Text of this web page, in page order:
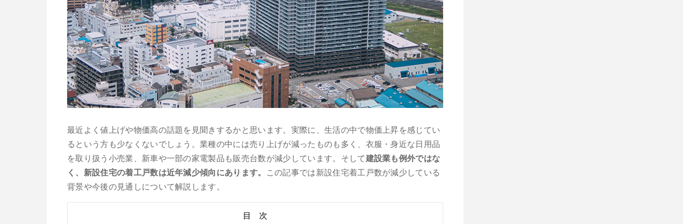
最近よく値上げや物価高の話題を見聞きするかと思います。実際に、生活の中で物価上昇を感じてい
るという方も少なくないでしょう。業種の中には売り上げが減ったものも多く、衣服・身近な日用品
を取り扱う小売業、新車や一部の家電製品も販売台数が減少しています。そして建設業も例外ではな
く、新設住宅の着工戸数は近年減少傾向にあります。
この記事では新設住宅着工戸数が減少している
背景や今後の見通しについて解説します。
目 次